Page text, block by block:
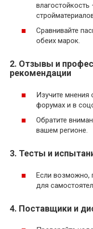
Сравнивайте
обеих марок.
2. Отзывы и
рекомендации
Изучите мнения
форумах и в
Обратите
вашем регионе.
3. Тесты и
Если возможно,
для
4. Поставщики и